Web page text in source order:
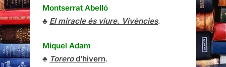
Montserrat Abelló
♣ El miracle és viure. Vivències.
Miquel Adam
♣ Torerod’hivern.